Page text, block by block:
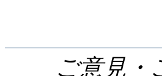
ご意見・